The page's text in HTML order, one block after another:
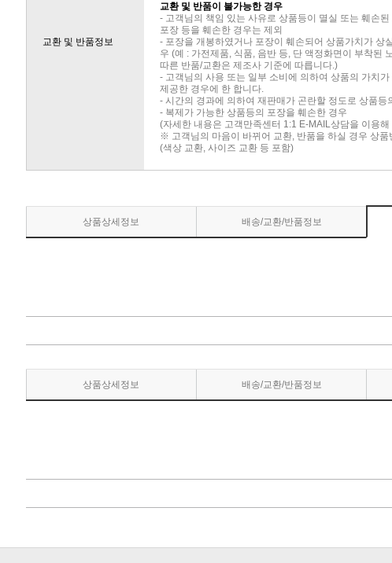
교환 및 반품정보
교환 및 반품이 불가능한 경우
- 고객님의 책임 있는 사유로 상품등이 멸실 또는 훼손
포장 등을 훼손한 경우는 제외
- 포장을 개봉하였거나 포장이 훼손되어 상품가치가 상
우 (예 : 가전제품, 식품, 음반 등, 단 액정화면이 부착된
따른 반품/교환은 제조사 기준에 따릅니다.)
- 고객님의 사용 또는 일부 소비에 의하여 상품의 가치
제공한 경우에 한 합니다.
- 시간의 경과에 의하여 재판매가 곤란할 정도로 상품등
- 복제가 가능한 상품등의 포장을 훼손한 경우
(자세한 내용은 고객만족센터 1:1 E-MAIL상담을 이용
※ 고객님의 마음이 바뀌어 교환, 반품을 하실 경우 상
(색상 교환, 사이즈 교환 등 포함)
상품상세정보 배송/교환/반품정보
상품상세정보 배송/교환/반품정보